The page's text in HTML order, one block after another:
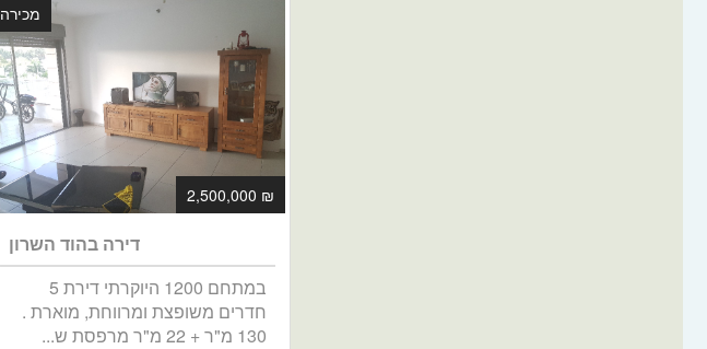
₪ 2,500,000
מכירה
דירה בהוד השרון
במתחם 1200 היוקרתי דירת 5
חדרים משופצת ומרווחת, מוארת .
130 מ"ר + 22 מ"ר מרפסת ש...